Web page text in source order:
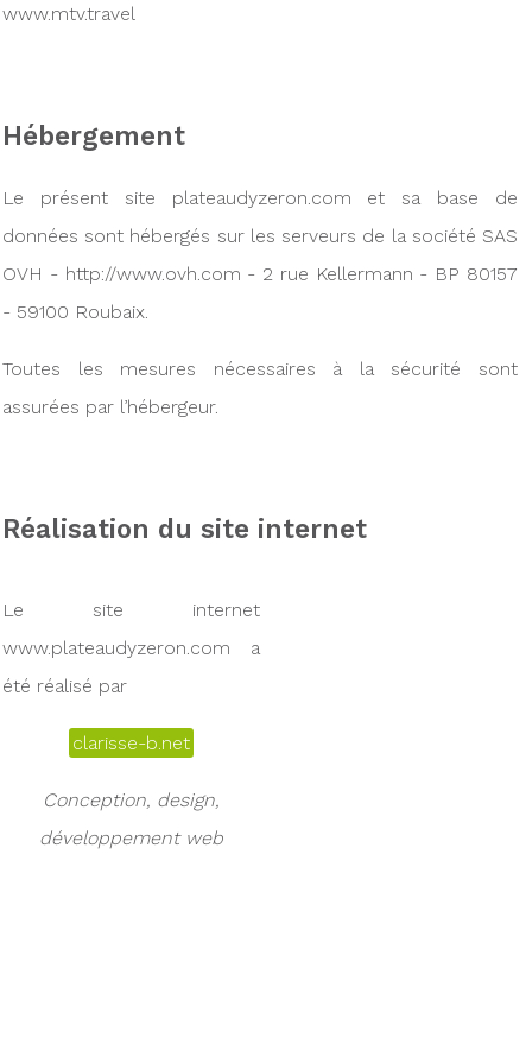
www.mtv.travel
Hébergement
Le présent site plateaudyzeron.com et sa base de
données sont hébergés sur les serveurs de la société SAS
OVH - http://www.ovh.com - 2 rue Kellermann - BP 80157
- 59100 Roubaix.
Toutes les mesures nécessaires à la sécurité sont
assurées par l’hébergeur.
Réalisation du site internet
Le site internet
www.plateaudyzeron.com a
été réalisé par
clarisse-b.net
Conception, design,
développement web